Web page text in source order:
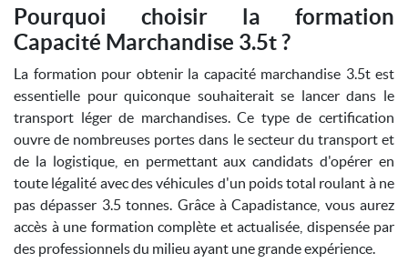
Pourquoi choisir la formation
Capacité Marchandise 3.5t ?
La formation pour obtenir la capacité marchandise 3.5t est
essentielle pour quiconque souhaiterait se lancer dans le
transport léger de marchandises. Ce type de certification
ouvre de nombreuses portes dans le secteur du transport et
de la logistique, en permettant aux candidats d'opérer en
toute légalité avec des véhicules d'un poids total roulant à ne
pas dépasser 3.5 tonnes. Grâce à Capadistance, vous aurez
accès à une formation complète et actualisée, dispensée par
des professionnels du milieu ayant une grande expérience.